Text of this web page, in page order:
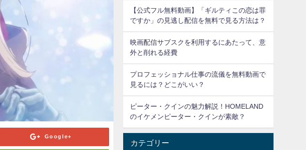
Google+
【公式フル無料動画】「ギルティこの恋は罪
ですか」の見逃し配信を無料で見る方法は？
映画配信サブスクを利用するにあたって、意
外と削れる経費
プロフェッショナル仕事の流儀を無料動画で
見るには？どこがいい？
ピーター・クインの魅力解説！HOMELAND
のイケメンピーター・クインが素敵？
カテゴリー